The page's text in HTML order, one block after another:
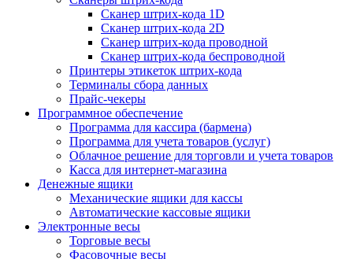
Сканер штрих-кода 1D
Сканер штрих-кода 2D
Сканер штрих-кода проводной
Сканер штрих-кода беспроводной
Принтеры этикеток штрих-кода
Терминалы сбора данных
Прайс-чекеры
Программное обеспечение
Программа для кассира (бармена)
Программа для учета товаров (услуг)
Облачное решение для торговли и учета товаров
Касса для интернет-магазина
Денежные ящики
Механические ящики для кассы
Автоматические кассовые ящики
Электронные весы
Торговые весы
Фасовочные весы